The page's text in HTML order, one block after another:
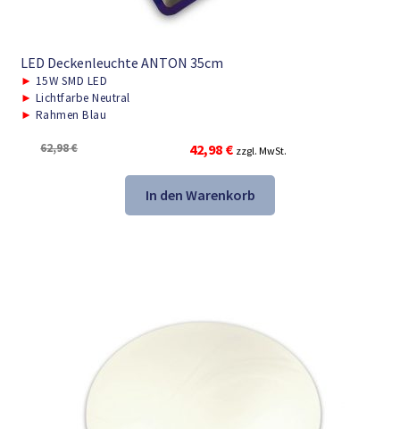
LED Deckenleuchte ANTON 35cm
► 15W SMD LED
► Lichtfarbe Neutral
► Rahmen Blau
62,98€
Ursprünglicher
Preis
war:
62,98 €
42,98 €Aktueller
Preis
ist:
42,98 €.
zzgl. MwSt.
In den Warenkorb